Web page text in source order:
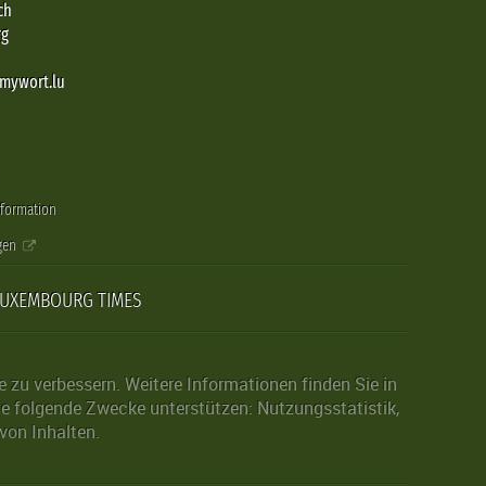
TIMES
verbessern. Weitere Informationen finden Sie in
folgende Zwecke unterstützen: Nutzungsstatistik,
Inhalten.